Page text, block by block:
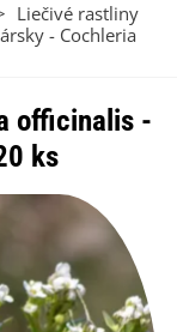
Liečivé rastliny
- Cochleria
officinalis -
ks